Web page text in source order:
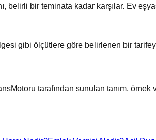
belirli bir teminata kadar karşılar. Ev
gibi ölçütlere göre belirlenen bir
tarafından sunulan tanım,